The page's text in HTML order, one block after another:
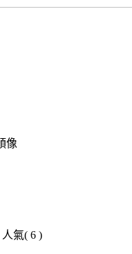
人氣( 6 )